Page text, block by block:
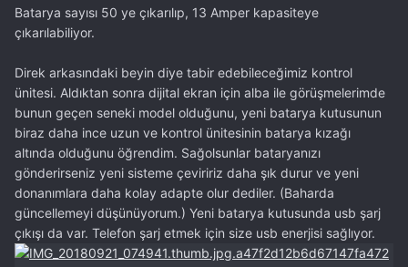
Batarya sayısı 50 ye çıkarılıp, 13 Amper kapasiteye
çıkarılabiliyor.
Direk arkasındaki beyin diye tabir edebileceğimiz kontrol
ünitesi. Aldıktan sonra dijital ekran için alba ile görüşmelerimde
bunun geçen seneki model olduğunu, yeni batarya kutusunun
biraz daha ince uzun ve kontrol ünitesinin batarya kızağı
altında olduğunu öğrendim. Sağolsunlar bataryanızı
gönderirseniz yeni sisteme çeviririz daha şık durur ve yeni
donanımlara daha kolay adapte olur dediler. (Baharda
güncellemeyi düşünüyorum.) Yeni batarya kutusunda usb şarj
çıkışı da var. Telefon şarj etmek için size usb enerjisi sağlıyor.